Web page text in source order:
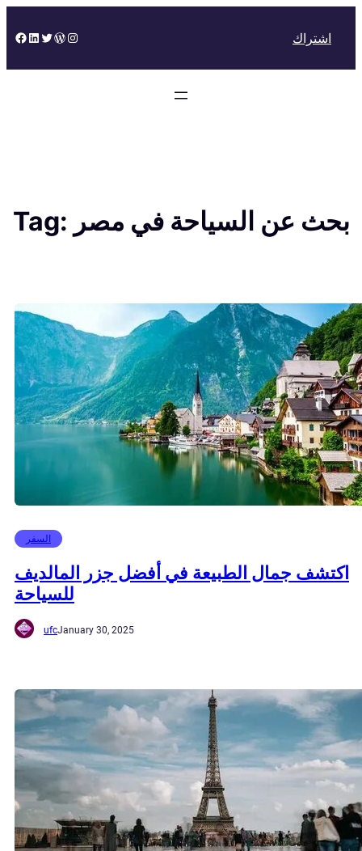
to
Facebook
LinkedIn
Twitter
WordPress
Instagram اشتراك
Tag: بحث عن السياحة في مصر
السفر
اكتشف جمال الطبيعة في أفضل جزر المالديف
للسياحة
ufcJanuary 30, 2025